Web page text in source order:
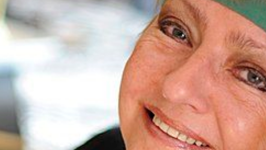
de la réalité » – entretien réalisé par Leonard Popa
FEATURED
[ 2 février 2026 ]
Lancement du roman Le Saint n°6 de Tatiana Niculescu aux Éditions
L’Harmattan
ACTUALITÉ
Interview. Pascal Louvrier : Malraux est là où il faut être quand la liberté l’exige
face aux dictatures
Interview – Adélaïde de Clermont-Tonnerre, Prix Renaudot 2025 : Revisiter
un classique, c’est en réalité le garder vivant
FEATURED
Interview. Sarah Hatimi : Pour moi, le poète accepte de prêter sa voix aux
émotions que les autres ne savent pas nommer
FEATURED